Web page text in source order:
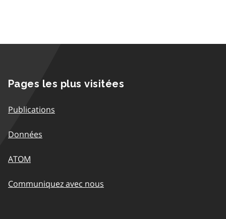
Pages les plus visitées
Publications
Données
ATOM
Communiquez avec nous